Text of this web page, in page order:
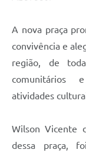
A nova praça
convivência e
região, de
comunitários
atividades
Wilson Vicente
dessa praça,